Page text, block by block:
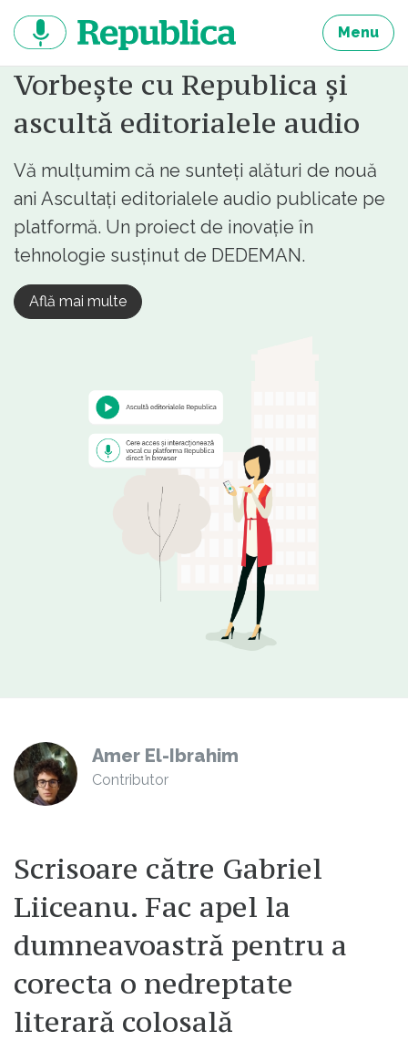
continut
Menu
Vorbește cu Republica și
ascultă editorialele audio
Vă mulțumim că ne sunteți alături de nouă
ani Ascultați editorialele audio publicate pe
platformă. Un proiect de inovație în
tehnologie susținut de DEDEMAN.
Află mai multe
Amer El-Ibrahim
Contributor
Scrisoare către Gabriel
Liiceanu. Fac apel la
dumneavoastră pentru a
corecta o nedreptate
literară colosală